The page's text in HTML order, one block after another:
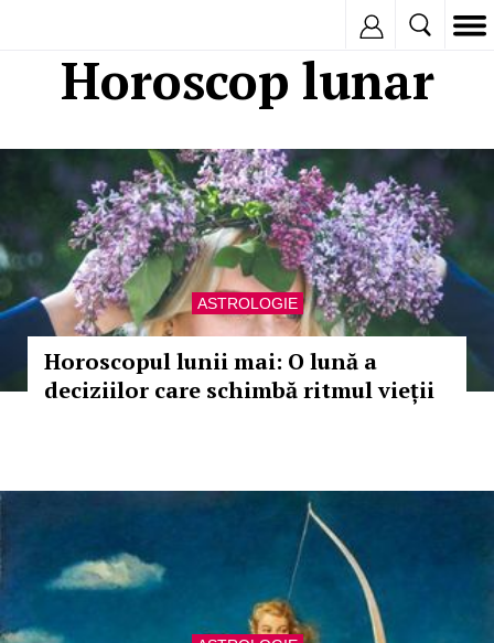
Horoscop lunar
ASTROLOGIE
Horoscopul lunii mai: O lună a
deciziilor care schimbă ritmul vieții